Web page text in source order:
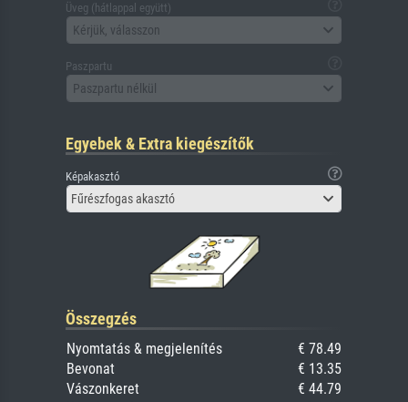
Üveg (hátlappal együtt)
Kérjük, válasszon
Paszpartu
Paszpartu nélkül
Egyebek & Extra kiegészítők
Képakasztó
Fűrészfogas akasztó
Összegzés
Nyomtatás & megjelenítés
€ 78.49
Bevonat
€ 13.35
Vászonkeret
€ 44.79